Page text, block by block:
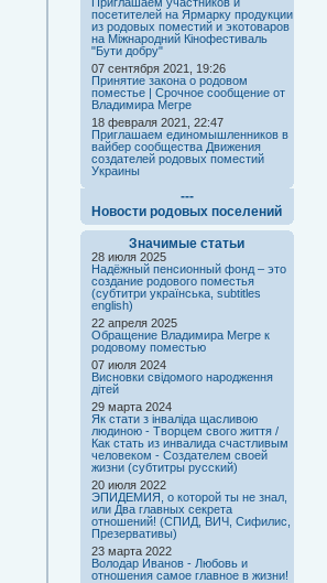
посетителей на Ярмарку продукции
из родовых поместий и экотоваров
на Міжнародний Кінофестиваль
"Бути добру"
07 сентября 2021, 19:26
Принятие закона о родовом
поместье | Срочное сообщение от
Владимира Мегре
18 февраля 2021, 22:47
Приглашаем единомышленников в
вайбер сообщества Движения
создателей родовых поместий
Украины
---
Новости родовых поселений
Значимые статьи
28 июля 2025
Надёжный пенсионный фонд – это
создание родового поместья
(субтитри українська, subtitles
english)
22 апреля 2025
Обращение Владимира Мегре к
родовому поместью
07 июля 2024
Висновки свідомого народження
дітей
29 марта 2024
Як стати з інваліда щасливою
людиною - Творцем свого життя /
Как стать из инвалида счастливым
человеком - Создателем своей
жизни (субтитры русский)
20 июля 2022
ЭПИДЕМИЯ, о которой ты не знал,
или Два главных секрета
отношений! (СПИД, ВИЧ, Сифилис,
Презервативы)
23 марта 2022
Володар Иванов - Любовь и
отношения самое главное в жизни!